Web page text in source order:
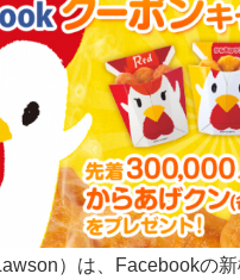
）は、Facebookの